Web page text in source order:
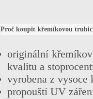
Proč koupit křemíkovou
originální
kvalitu a
vyrobena z
propouští UV